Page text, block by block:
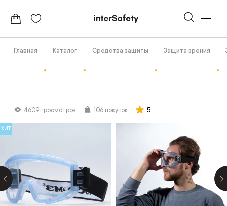
Главная Каталог Средства защиты Защита зрения
4609 просмотров 106 покупок 5
ХИТ